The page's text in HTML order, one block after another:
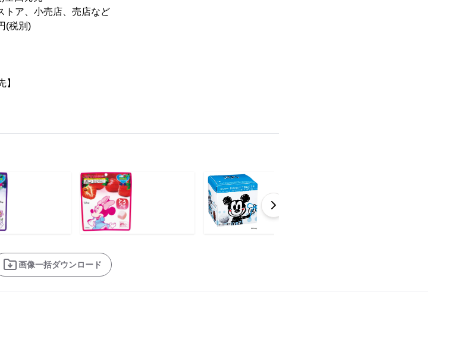
トア、小売店、売店など
別)
】
画像一括ダウンロード